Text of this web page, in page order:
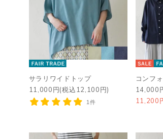
サラリワイドトップ
11,000円(税込12,100円)
1件
コンフ
14,000
11,200